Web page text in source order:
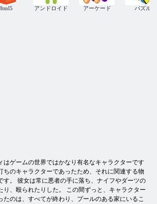
アンドロイド アーケード パズル
はゲームの世界ではかなり有名なキャラクターです
ちのキャラクターであったため、それに関連する物
す。 彼女は常に悪者の手に落ち、ナイフやダーツの
り、殴られたりした。 この間ずっと、キャラクター
たのは、すべてが終わり、プールのある家にいるこ